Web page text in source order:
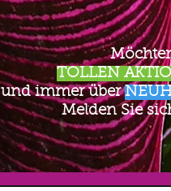
TOLLEN
und immer über
Melden Sie